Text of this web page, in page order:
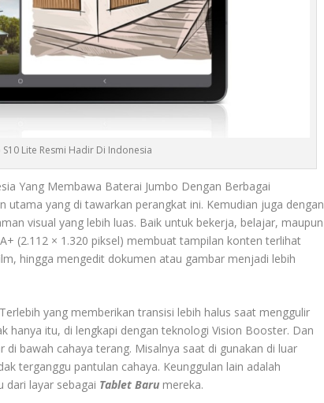
Lite Resmi Hadir Di Indonesia
Yang Membawa Baterai Jumbo Dengan Berbagai
utama yang di tawarkan perangkat ini. Kemudian juga dengan
visual yang lebih luas. Baik untuk bekerja, belajar, maupun
(2.112 × 1.320 piksel) membuat tampilan konten terlihat
hingga mengedit dokumen atau gambar menjadi lebih
yang memberikan transisi lebih halus saat menggulir
hanya itu, di lengkapi dengan teknologi Vision Booster. Dan
bawah cahaya terang. Misalnya saat di gunakan di luar
terganggu pantulan cahaya. Keunggulan lain adalah
dari layar sebagai Tablet Baru mereka.